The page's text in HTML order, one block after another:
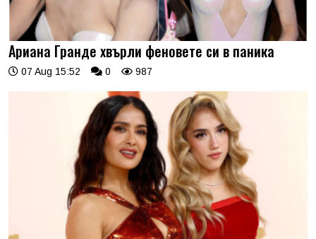
Ариана Гранде хвърли феновете си в паника
07 Aug 15:52 0 987